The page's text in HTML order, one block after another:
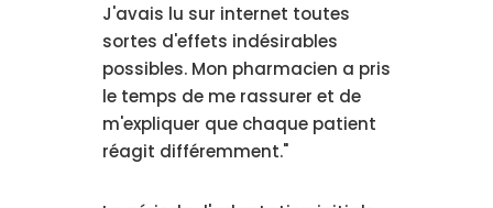
J'avais lu sur internet toutes
sortes d'effets indésirables
possibles. Mon pharmacien a pris
le temps de me rassurer et de
m'expliquer que chaque patient
réagit différemment."